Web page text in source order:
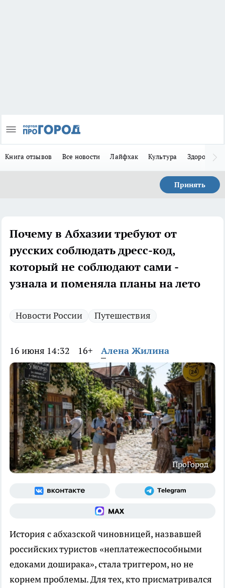
Книга отзывов Все новости Лайфхак Культура Здоровье
Принять
Почему в Абхазии требуют от
русских соблюдать дресс-код,
который не соблюдают сами -
узнала и поменяла планы на лето
Новости России Путешествия
16 июня 14:32 16+ Алена Жилина
ПроГород
История с абхазской чиновницей, назвавшей
российских туристов «неплатежеспособными
едоками доширака», стала триггером, но не
корнем проблемы. Для тех, кто присматривался